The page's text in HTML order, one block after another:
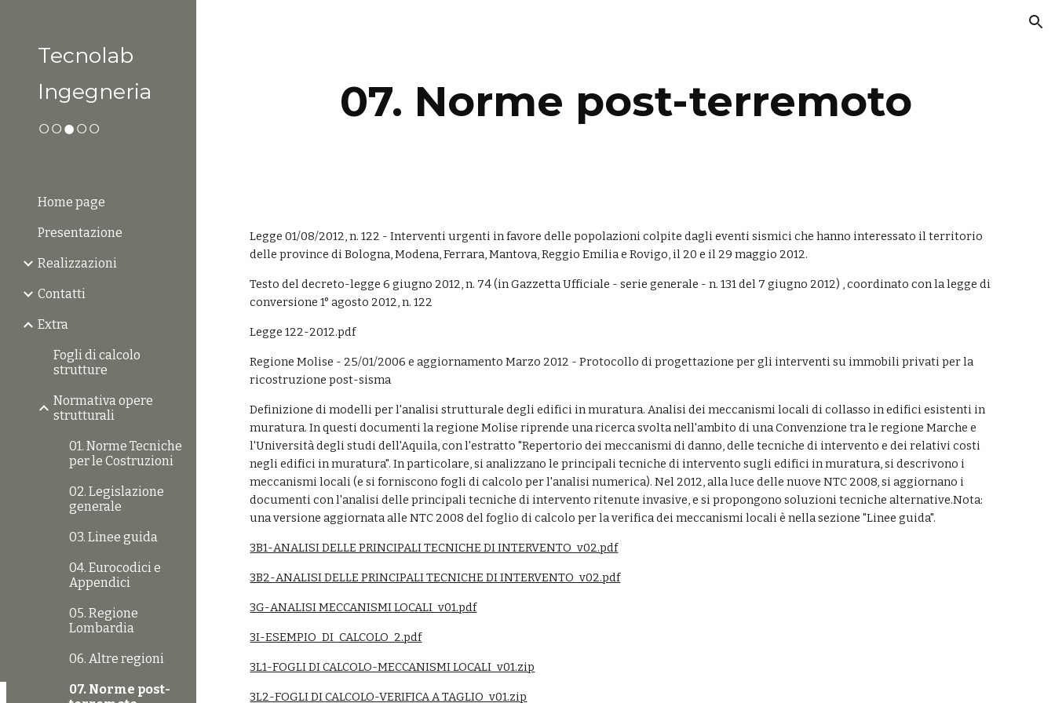
Tecnolab
Ingegneria
○○●○○
Home page
Presentazione
Realizzazioni
Contatti
Extra
Fogli di calcolo
strutture
Normativa opere
strutturali
01. Norme Tecniche
per le Costruzioni
02. Legislazione
generale
03. Linee guida
04. Eurocodici e
Appendici
05. Regione
Lombardia
06. Altre regioni
07. Norme post-
07. Norme post-terremoto
Legge 01/08/2012, n. 122 - Interventi urgenti in favore delle popolazioni colpite dagli eventi sismici che hanno interessato il territorio
delle province di Bologna, Modena, Ferrara, Mantova, Reggio Emilia e Rovigo, il 20 e il 29 maggio 2012.
Testo del decreto-legge 6 giugno 2012, n. 74 (in Gazzetta Ufficiale - serie generale - n. 131 del 7 giugno 2012) , coordinato con la legge di
conversione 1° agosto 2012, n. 122
Legge 122-2012.pdf
Regione Molise - 25/01/2006 e aggiornamento Marzo 2012 - Protocollo di progettazione per gli interventi su immobili privati per la
ricostruzione post-sisma
Definizione di modelli per l'analisi strutturale degli edifici in muratura. Analisi dei meccanismi locali di collasso in edifici esistenti in
muratura. In questi documenti la regione Molise riprende una ricerca svolta nell'ambito di una Convenzione tra le regione Marche e
l'Università degli studi dell'Aquila, con l'estratto "Repertorio dei meccanismi di danno, delle tecniche di intervento e dei relativi costi
negli edifici in muratura". In particolare, si analizzano le principali tecniche di intervento sugli edifici in muratura, si descrivono i
meccanismi locali (e si forniscono fogli di calcolo per l'analisi numerica). Nel 2012, alla luce delle nuove NTC 2008, si aggiornano i
documenti con l'analisi delle principali tecniche di intervento ritenute invasive, e si propongono soluzioni tecniche alternative.Nota:
una versione aggiornata alle NTC 2008 del foglio di calcolo per la verifica dei meccanismi locali è nella sezione "Linee guida".
3B1-ANALISI DELLE PRINCIPALI TECNICHE DI INTERVENTO_v02.pdf
3B2-ANALISI DELLE PRINCIPALI TECNICHE DI INTERVENTO_v02.pdf
3G-ANALISI MECCANISMI LOCALI_v01.pdf
3I-ESEMPIO_DI_CALCOLO_2.pdf
3L1-FOGLI DI CALCOLO-MECCANISMI LOCALI_v01.zip
3L2-FOGLI DI CALCOLO-VERIFICA A TAGLIO_v01.zip